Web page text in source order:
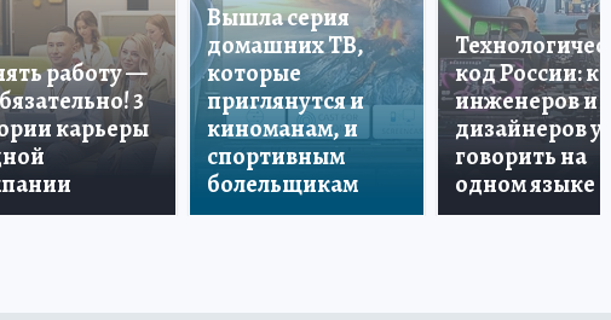
работу —
3
карьеры
Вышла серия
домашних ТВ,
которые
приглянутся и
киноманам, и
спортивным
болельщикам
код России: как
инженеров и
дизайнеров
говорить на
одном языке